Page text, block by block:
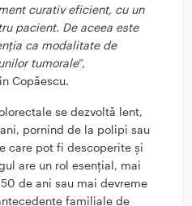
curativ eficient, cu un
pacient. De aceea este
ca modalitate de
tumorale”,
Copăescu.
se dezvoltă lent,
pornind de la polipi sau
care pot fi descoperite și
are un rol esențial, mai
de ani sau mai devreme
familiale de